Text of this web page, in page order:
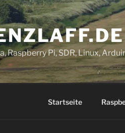
Raspberry Pi, SDR, Linux,
Startseite